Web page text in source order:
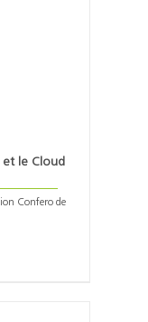
et le Cloud
Confero de